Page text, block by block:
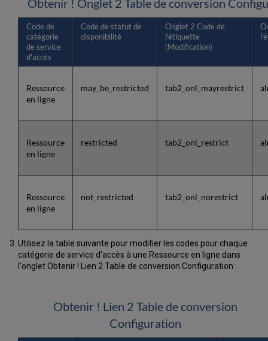
Obtenir ! Onglet 2 Table de conversion
Code de
catégorie
de service
d'accès
Code de statut de
disponibilité
Onglet 2 Code de
l'étiquette
(Modification)
Ressource
en ligne
may_be_restricted tab2_onl_mayrestrict
Ressource
en ligne
restricted tab2_onl_restrict
Ressource
en ligne
not_restricted tab2_onl_norestrict
Utilisez la table suivante pour modifier les codes pour chaque
catégorie de service d'accès à une Ressource en ligne dans
l'onglet Obtenir ! Lien 2 Table de conversion Configuration :
Obtenir ! Lien 2 Table de conversion
Configuration